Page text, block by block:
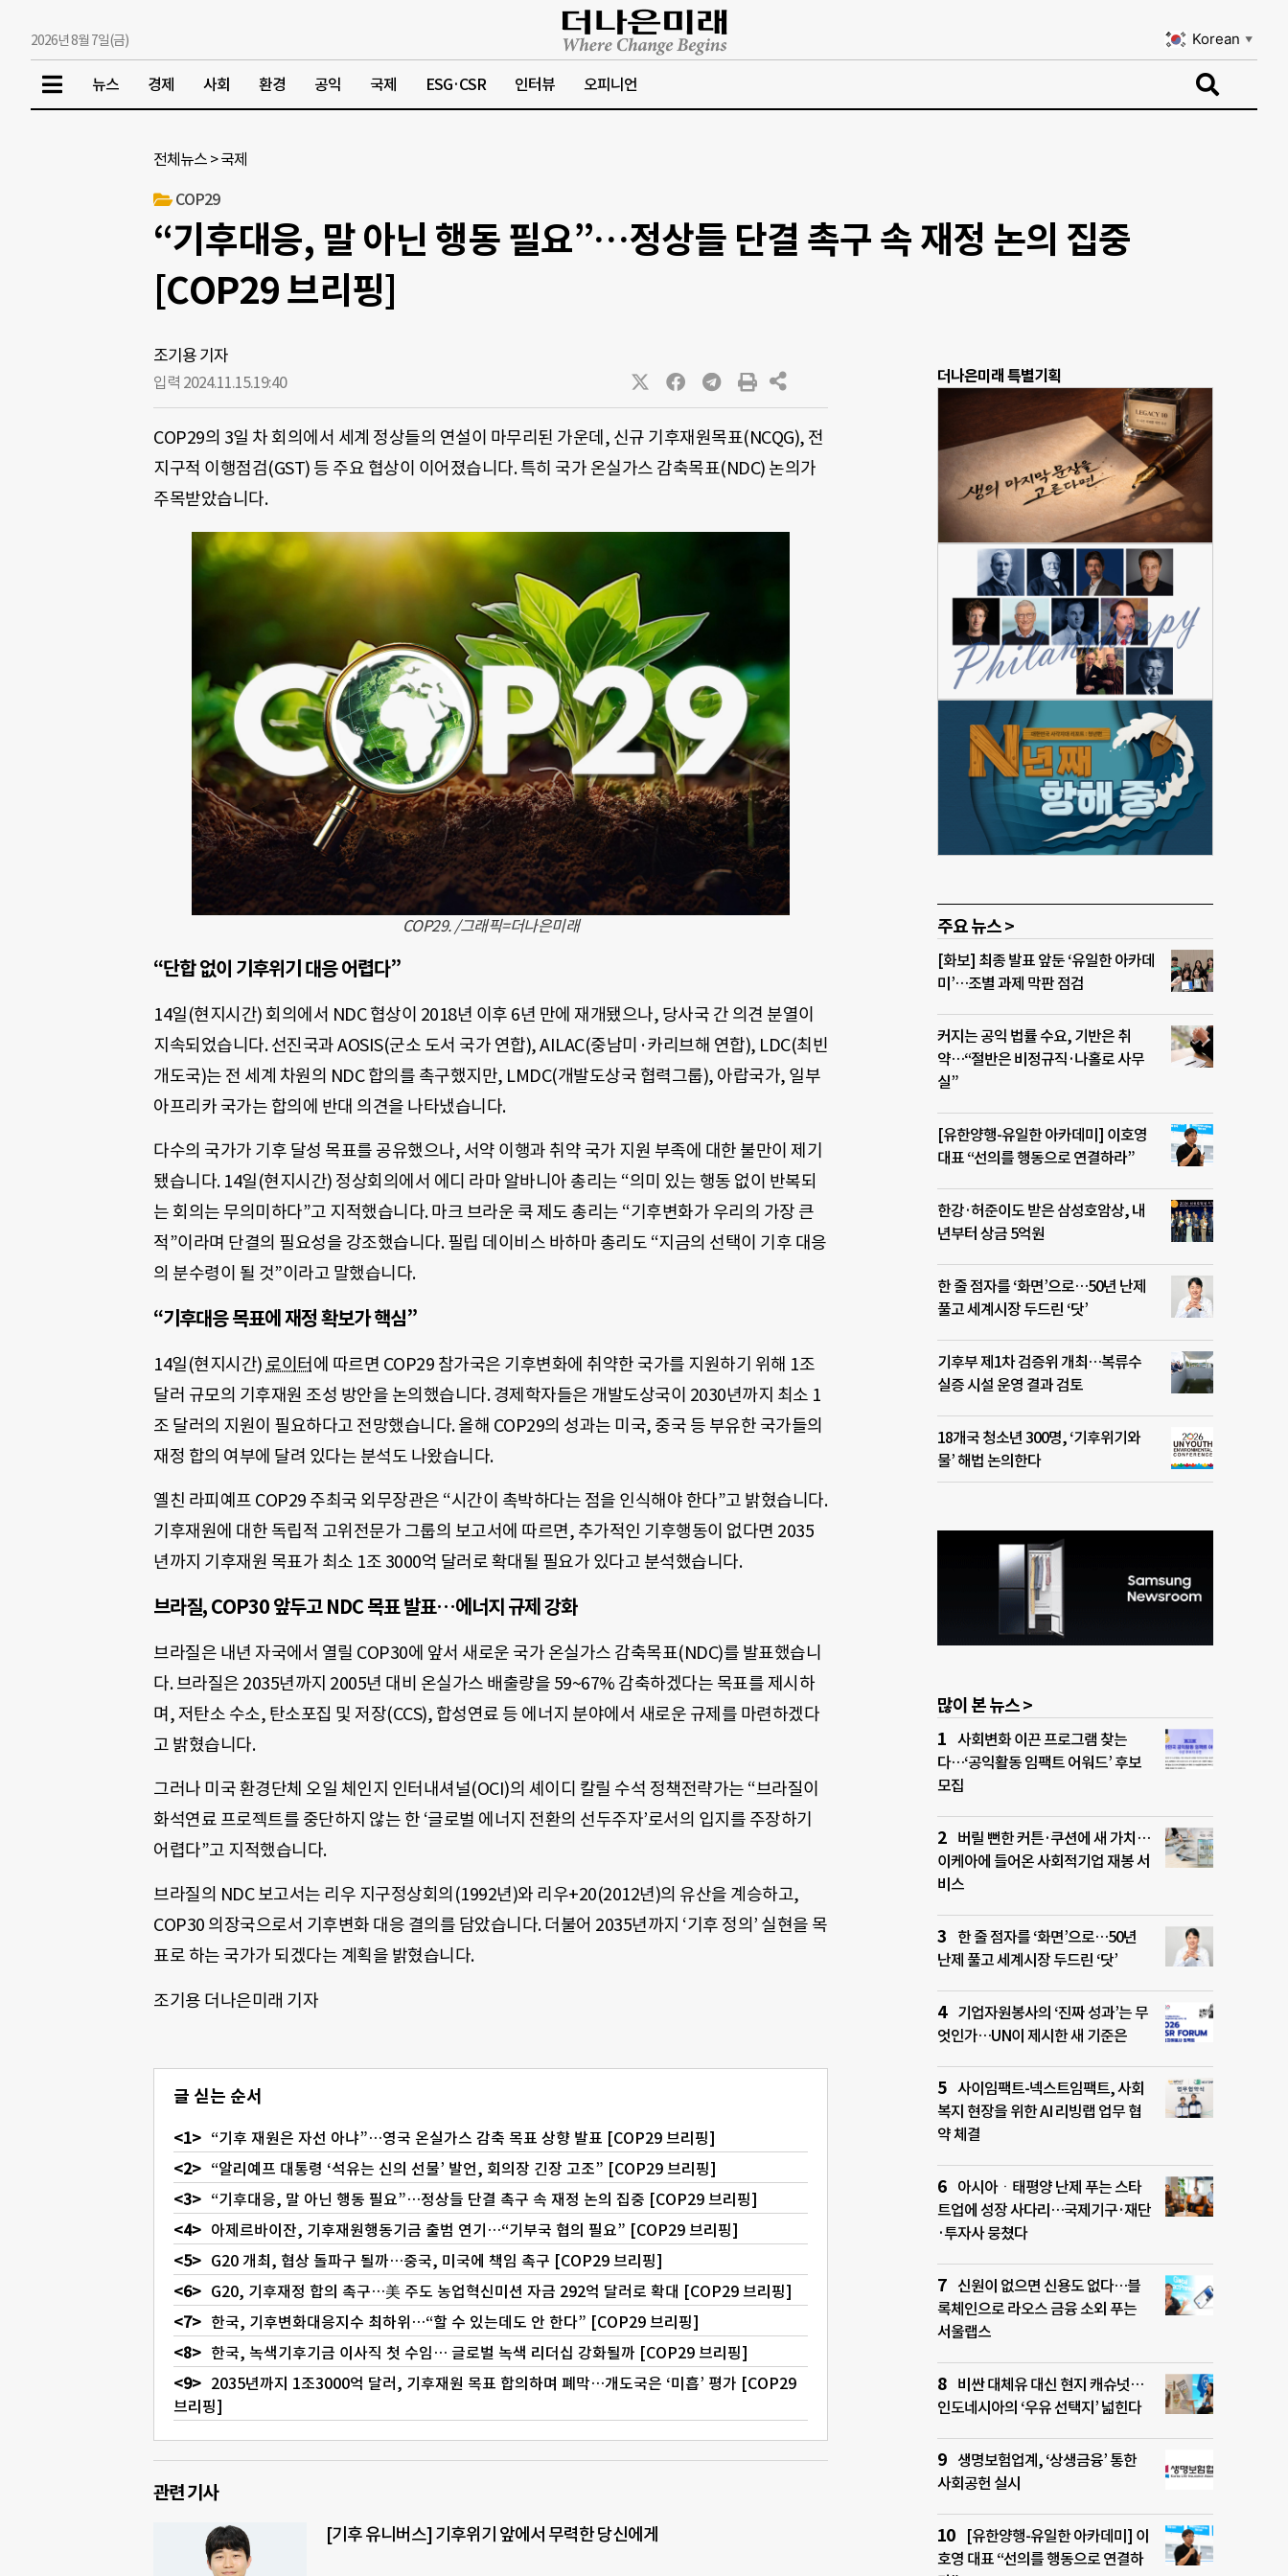
2026년 8월 7일(금) Korean ▼
뉴스 경제 사회 환경 공익 국제 ESG·CSR 인터뷰 오피니언
전체뉴스 >국제
COP29
“기후대응, 말 아닌 행동 필요”…정상들 단결 촉구 속 재정 논의 집중
[COP29 브리핑]
조기용 기자
입력 2024.11.15.19:40
COP29의 3일 차 회의에서 세계 정상들의 연설이 마무리된 가운데, 신규 기후재원목표(NCQG), 전
지구적 이행점검(GST) 등 주요 협상이 이어졌습니다. 특히 국가 온실가스 감축목표(NDC) 논의가
주목받았습니다.
COP29. /그래픽=더나은미래
“단합 없이 기후위기 대응 어렵다”
14일(현지시간) 회의에서 NDC 협상이 2018년 이후 6년 만에 재개됐으나, 당사국 간 의견 분열이
지속되었습니다. 선진국과 AOSIS(군소 도서 국가 연합), AILAC(중남미·카리브해 연합), LDC(최빈
개도국)는 전 세계 차원의 NDC 합의를 촉구했지만, LMDC(개발도상국 협력그룹), 아랍국가, 일부
아프리카 국가는 합의에 반대 의견을 나타냈습니다.
다수의 국가가 기후 달성 목표를 공유했으나, 서약 이행과 취약 국가 지원 부족에 대한 불만이 제기
됐습니다. 14일(현지시간) 정상회의에서 에디 라마 알바니아 총리는 “의미 있는 행동 없이 반복되
는 회의는 무의미하다”고 지적했습니다. 마크 브라운 쿡 제도 총리는 “기후변화가 우리의 가장 큰
적”이라며 단결의 필요성을 강조했습니다. 필립 데이비스 바하마 총리도 “지금의 선택이 기후 대응
의 분수령이 될 것”이라고 말했습니다.
“기후대응 목표에 재정 확보가 핵심”
14일(현지시간) 로이터 에 따르면 COP29 참가국은 기후변화에 취약한 국가를 지원하기 위해 1조
달러 규모의 기후재원 조성 방안을 논의했습니다. 경제학자들은 개발도상국이 2030년까지 최소 1
조 달러의 지원이 필요하다고 전망했습니다. 올해 COP29의 성과는 미국, 중국 등 부유한 국가들의
재정 합의 여부에 달려 있다는 분석도 나왔습니다.
옐친 라피예프 COP29 주최국 외무장관은 “시간이 촉박하다는 점을 인식해야 한다”고 밝혔습니다.
기후재원에 대한 독립적 고위전문가 그룹의 보고서에 따르면, 추가적인 기후행동이 없다면 2035
년까지 기후재원 목표가 최소 1조 3000억 달러로 확대될 필요가 있다고 분석했습니다.
브라질, COP30 앞두고 NDC 목표 발표…에너지 규제 강화
브라질은 내년 자국에서 열릴 COP30에 앞서 새로운 국가 온실가스 감축목표(NDC)를 발표했습니
다. 브라질은 2035년까지 2005년 대비 온실가스 배출량을 59~67% 감축하겠다는 목표를 제시하
며, 저탄소 수소, 탄소포집 및 저장(CCS), 합성연료 등 에너지 분야에서 새로운 규제를 마련하겠다
고 밝혔습니다.
그러나 미국 환경단체 오일 체인지 인터내셔널(OCI)의 셰이디 칼릴 수석 정책전략가는 “브라질이
화석연료 프로젝트를 중단하지 않는 한 ‘글로벌 에너지 전환의 선두주자’로서의 입지를 주장하기
어렵다”고 지적했습니다.
브라질의 NDC 보고서는 리우 지구정상회의(1992년)와 리우+20(2012년)의 유산을 계승하고,
COP30 의장국으로서 기후변화 대응 결의를 담았습니다. 더불어 2035년까지 ‘기후 정의’ 실현을 목
표로 하는 국가가 되겠다는 계획을 밝혔습니다.
조기용 더나은미래 기자
글 싣는 순서
“기후 재원은 자선 아냐”…영국 온실가스 감축 목표 상향 발표 [COP29 브리핑]
“알리예프 대통령 ‘석유는 신의 선물’ 발언, 회의장 긴장 고조” [COP29 브리핑]
“기후대응, 말 아닌 행동 필요”…정상들 단결 촉구 속 재정 논의 집중 [COP29 브리핑]
아제르바이잔, 기후재원행동기금 출범 연기…“기부국 협의 필요” [COP29 브리핑]
G20 개최, 협상 돌파구 될까…중국, 미국에 책임 촉구 [COP29 브리핑]
G20, 기후재정 합의 촉구…美 주도 농업혁신미션 자금 292억 달러로 확대 [COP29 브리핑]
한국, 기후변화대응지수 최하위…“할 수 있는데도 안 한다” [COP29 브리핑]
한국, 녹색기후기금 이사직 첫 수임… 글로벌 녹색 리더십 강화될까 [COP29 브리핑]
2035년까지 1조3000억 달러, 기후재원 목표 합의하며 폐막…개도국은 ‘미흡’ 평가 [COP29
브리핑]
관련 기사
[기후 유니버스] 기후위기 앞에서 무력한 당신에게
더나은미래 특별기획
주요 뉴스 >
[화보] 최종 발표 앞둔 ‘유일한 아카데
미’…조별 과제 막판 점검
커지는 공익 법률 수요, 기반은 취
약…“절반은 비정규직·나홀로 사무
실”
[유한양행-유일한 아카데미] 이호영
대표 “선의를 행동으로 연결하라”
한강·허준이도 받은 삼성호암상, 내
년부터 상금 5억원
한 줄 점자를 ‘화면’으로…50년 난제
풀고 세계시장 두드린 ‘닷’
기후부 제1차 검증위 개최…복류수
실증 시설 운영 결과 검토
18개국 청소년 300명, ‘기후위기와
물’ 해법 논의한다
많이 본 뉴스 >
사회변화 이끈 프로그램 찾는
다…‘공익활동 임팩트 어워드’ 후보
모집
버릴 뻔한 커튼·쿠션에 새 가치…
이케아에 들어온 사회적기업 재봉 서
비스
한 줄 점자를 ‘화면’으로…50년
난제 풀고 세계시장 두드린 ‘닷’
기업자원봉사의 ‘진짜 성과’는 무
엇인가…UN이 제시한 새 기준은
사이임팩트-넥스트임팩트, 사회
복지 현장을 위한 AI 리빙랩 업무 협
약 체결
아시아ㆍ태평양 난제 푸는 스타
트업에 성장 사다리…국제기구·재단
·투자사 뭉쳤다
신원이 없으면 신용도 없다…블
록체인으로 라오스 금융 소외 푸는
서울랩스
비싼 대체유 대신 현지 캐슈넛…
인도네시아의 ‘우유 선택지’ 넓힌다
생명보험업계, ‘상생금융’ 통한
사회공헌 실시
[유한양행-유일한 아카데미] 이
호영 대표 “선의를 행동으로 연결하